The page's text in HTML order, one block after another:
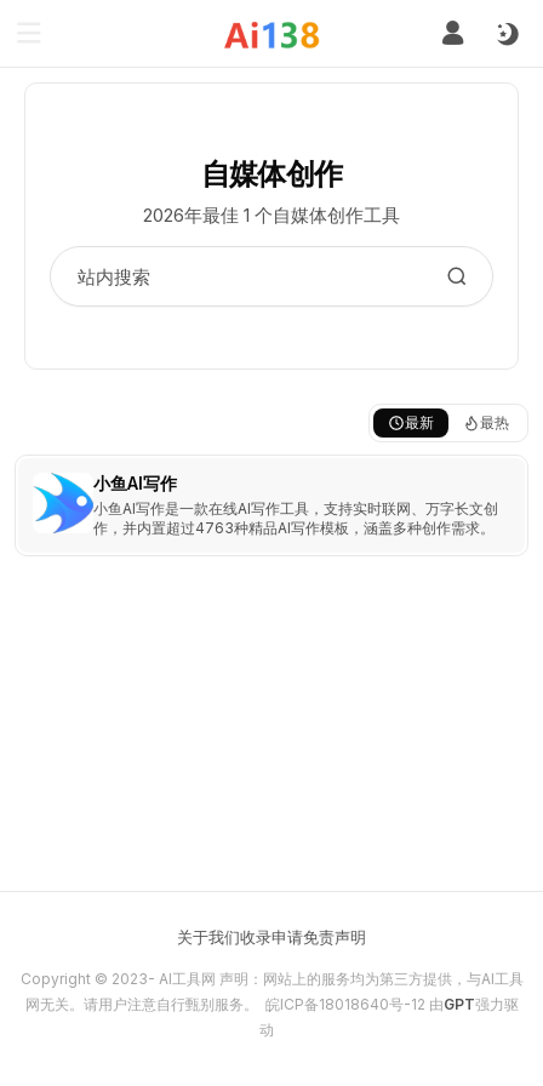
自媒体创作
2026年最佳 1 个自媒体创作工具
最新 最热
小鱼AI写作
小鱼AI写作是一款在线AI写作工具，支持实时联网、万字长文创
作，并内置超过4763种精品AI写作模板，涵盖多种创作需求。
关于我们收录申请免责声明
Copyright © 2023- AI工具网 声明：网站上的服务均为第三方提供，与AI工具
网无关。请用户注意自行甄别服务。 皖ICP备18018640号-12 由GPT强力驱
动